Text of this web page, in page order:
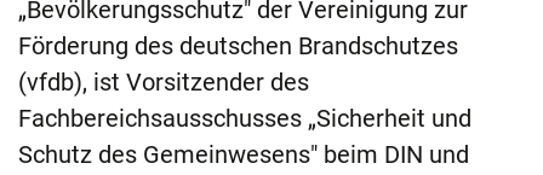
„Bevölkerungsschutz" der Vereinigung zur
Förderung des deutschen Brandschutzes
(vfdb), ist Vorsitzender des
Fachbereichsausschusses „Sicherheit und
Schutz des Gemeinwesens" beim DIN und